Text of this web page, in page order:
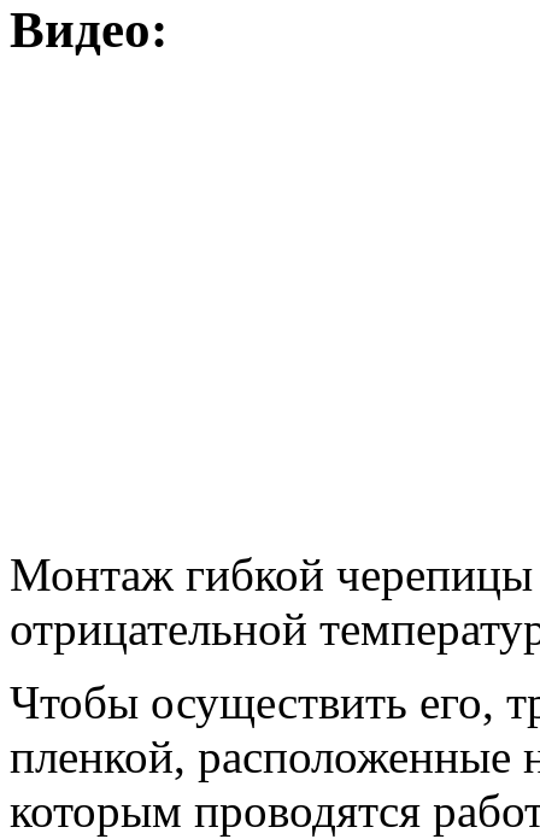
Видео:
Монтаж гибкой
отрицательной
Чтобы осуществить его,
пленкой, расположенные
которым проводятся